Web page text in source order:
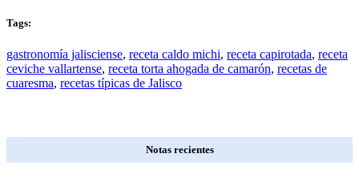
Tags:
gastronomía jalisciense, receta caldo michi, receta capirotada, receta
ceviche vallartense, receta torta ahogada de camarón, recetas de
cuaresma, recetas típicas de Jalisco
Notas recientes